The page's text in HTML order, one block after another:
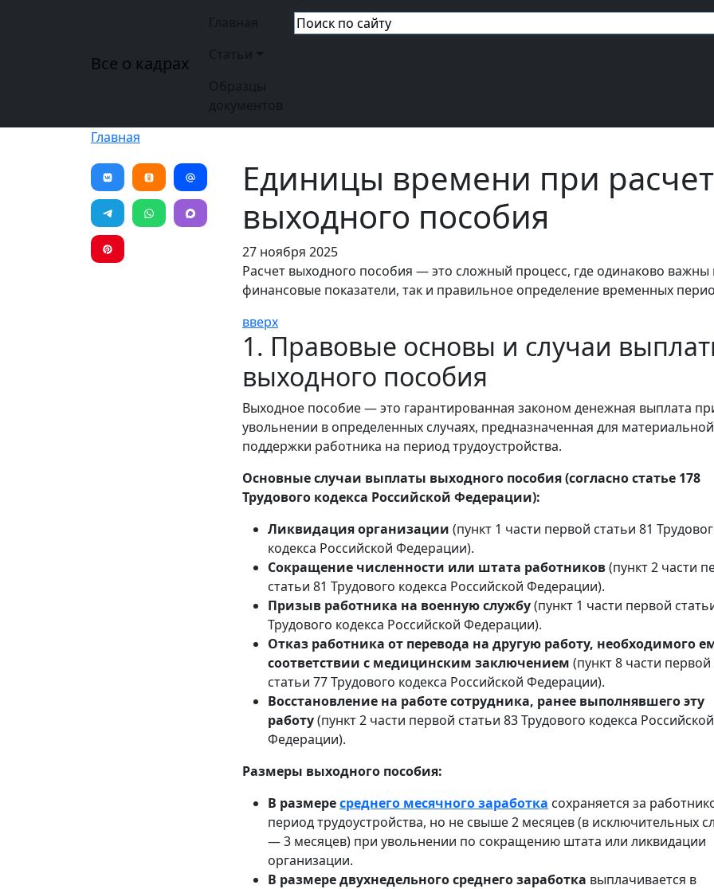
Все о кадрах
Основная навигация
Главная
Единицы времени при
выходного пособия
27 ноября 2025
Расчет выходного пособия — это сложный процесс, где одинаково важны
финансовые показатели, так и правильное определение временных
вверх
1. Правовые основы и случаи
выходного пособия
Выходное пособие — это гарантированная законом денежная выплата
увольнении в определенных случаях, предназначенная для материальной
поддержки работника на период трудоустройства.
Основные случаи выплаты выходного пособия (согласно статье 178
Трудового кодекса Российской Федерации):
Ликвидация организации (пункт 1 части первой статьи 81
кодекса Российской Федерации).
Сокращение численности или штата работников(пункт 2 части
статьи 81 Трудового кодекса Российской Федерации).
Призыв работника на военную службу(пункт 1 части первой
Трудового кодекса Российской Федерации).
Отказ работника от перевода на другую работу, необходимого
соответствии с медицинским заключением (пункт 8 части первой
статьи 77 Трудового кодекса Российской Федерации).
Восстановление на работе сотрудника, ранее выполнявшего эту
работу(пункт 2 части первой статьи 83 Трудового кодекса Российской
Федерации).
Размеры выходного пособия:
В размересреднего месячного заработка сохраняется за
период трудоустройства, но не свыше 2 месяцев (в исключительных
— 3 месяцев) при увольнении по сокращению штата или ликвидации
организации.
В размере двухнедельного среднего заработка выплачивается в